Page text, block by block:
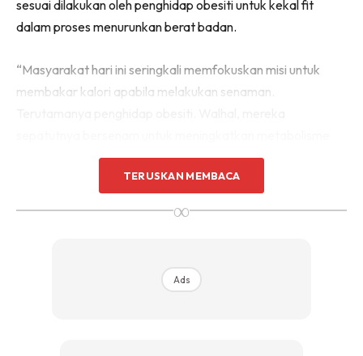
sesuai dilakukan oleh penghidap obesiti untuk kekal fit
dalam proses menurunkan berat badan.
“Masyarakat hari ini seringkali memfokuskan misi untuk
membakar kalori apabila melakukan senaman.
dengan cara menambahkan otot-otot di badan.
TERUSKAN MEMBACA
∞
Ads